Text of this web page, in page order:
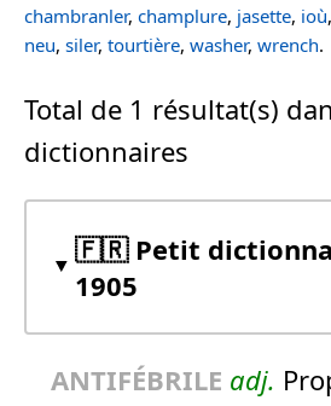
chambranler, champlure, jasette, ioù,
neu, siler, tourtière, washer, wrench.
Total de 1 résultat(s)
dictionnaires
🇫🇷 Petit
1905
ANTIFÉBRILE adj.